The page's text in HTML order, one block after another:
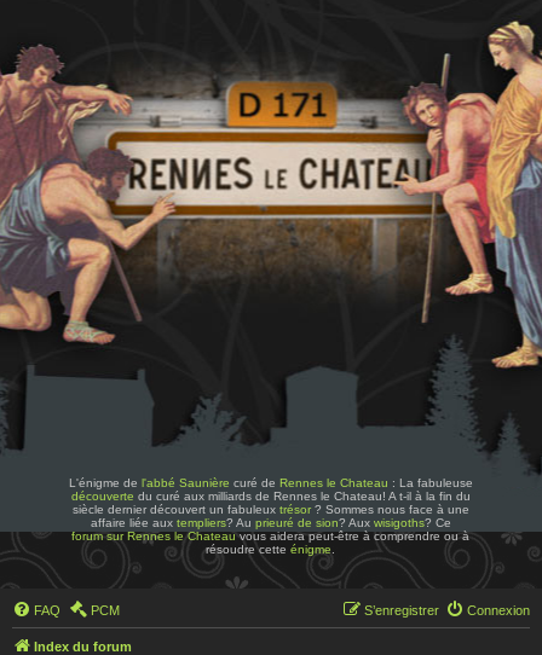
L'énigme de l'abbé Saunière curé de Rennes le Chateau : La fabuleuse
découverte du curé aux milliards de Rennes le Chateau! A t-il à la fin du
siècle dernier découvert un fabuleux trésor? Sommes nous face à une
affaire liée aux templiers? Au prieuré de sion? Aux wisigoths? Ce
forum sur Rennes le Chateauvous aidera peut-être à comprendre ou à
résoudre cetteénigme
FAQ PCM Connexion
S’enregistrer
Index du forum